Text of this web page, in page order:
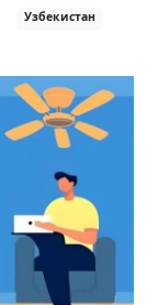
Узбекистан